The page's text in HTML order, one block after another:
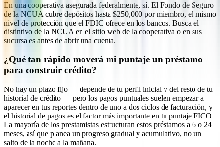
En una cooperativa asegurada federalmente, sí. El Fondo de Seguro
de la NCUA cubre depósitos hasta $250,000 por miembro, el mismo
nivel de protección que el FDIC ofrece en los bancos. Busca el
distintivo de la NCUA en el sitio web de la cooperativa o en sus
sucursales antes de abrir una cuenta.
¿Qué tan rápido moverá mi puntaje un préstamo
para construir crédito?
No hay un plazo fijo — depende de tu perfil inicial y del resto de tu
historial de crédito — pero los pagos puntuales suelen empezar a
aparecer en tus reportes dentro de uno a dos ciclos de facturación, y
el historial de pagos es el factor más importante en tu puntaje FICO.
La mayoría de los prestamistas estructuran estos préstamos a 6 o 24
meses, así que planea un progreso gradual y acumulativo, no un
salto de la noche a la mañana.